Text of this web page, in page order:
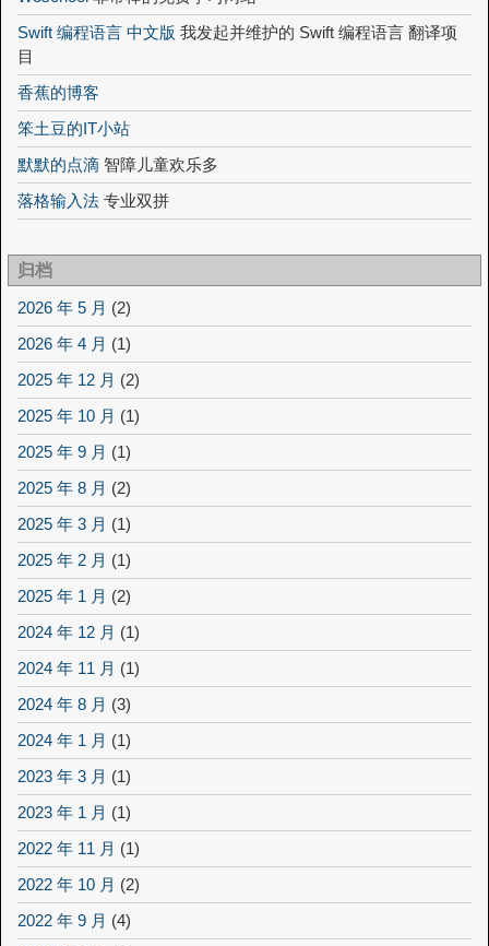
Swift 编程语言 中文版 我发起并维护的 Swift 编程语言 翻译项
目
香蕉的博客
笨土豆的IT小站
默默的点滴 智障儿童欢乐多
落格输入法 专业双拼
归档
2026 年 5 月 (2)
2026 年 4 月 (1)
2025 年 12 月 (2)
2025 年 10 月 (1)
2025 年 9 月 (1)
2025 年 8 月 (2)
2025 年 3 月 (1)
2025 年 2 月 (1)
2025 年 1 月 (2)
2024 年 12 月 (1)
2024 年 11 月 (1)
2024 年 8 月 (3)
2024 年 1 月 (1)
2023 年 3 月 (1)
2023 年 1 月 (1)
2022 年 11 月 (1)
2022 年 10 月 (2)
2022 年 9 月 (4)